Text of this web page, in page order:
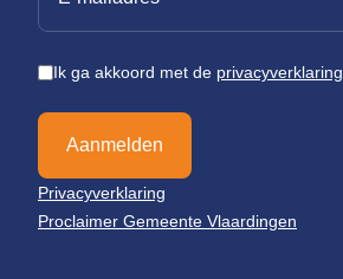
Ik ga akkoord met de privacyverklaring
Aanmelden
Privacyverklaring
Proclaimer Gemeente Vlaardingen